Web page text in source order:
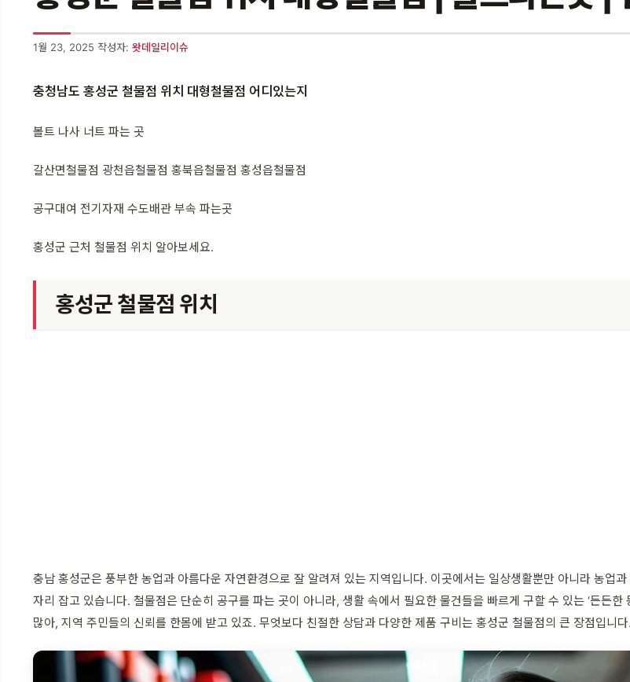
1월 23, 2025 작성자: 왓데일리이슈
충청남도 홍성군 철물점 위치 대형철물점 어디있는지
볼트 나사 너트 파는 곳
갈산면철물점 광천읍철물점 홍북읍철물점 홍성읍철물점
공구대여 전기자재 수도배관 부속 파는곳
홍성군 근처 철물점 위치 알아보세요.
홍성군 철물점 위치
충남 홍성군은 풍부한 농업과 아름다운 자연환경으로 잘 알려져 있는 지역입니다. 이곳에서는 일상생활뿐만 아니라 농업
자리 잡고 있습니다. 철물점은 단순히 공구를 파는 곳이 아니라, 생활 속에서 필요한 물건들을 빠르게 구할 수 있는 ‘든든
많아, 지역 주민들의 신뢰를 한몸에 받고 있죠. 무엇보다 친절한 상담과 다양한 제품 구비는 홍성군 철물점의 큰 장점입니다.